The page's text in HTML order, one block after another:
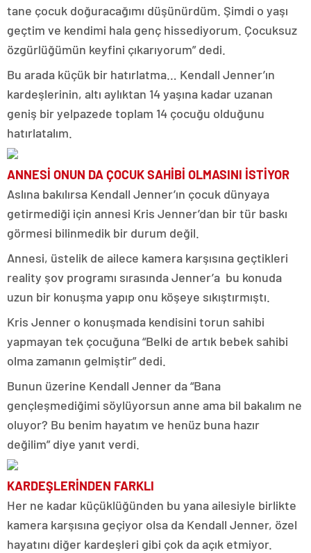
tane çocuk doğuracağımı düşünürdüm. Şimdi o yaşı
geçtim ve kendimi hala genç hissediyorum. Çocuksuz
özgürlüğümün keyfini çıkarıyorum” dedi.
Bu arada küçük bir hatırlatma… Kendall Jenner’ın
kardeşlerinin, altı aylıktan 14 yaşına kadar uzanan
geniş bir yelpazede toplam 14 çocuğu olduğunu
hatırlatalım.
ANNESİ ONUN DA ÇOCUK SAHİBİ OLMASINI İSTİYOR
Aslına bakılırsa Kendall Jenner’ın çocuk dünyaya
getirmediği için annesi Kris Jenner’dan bir tür baskı
görmesi bilinmedik bir durum değil.
Annesi, üstelik de ailece kamera karşısına geçtikleri
reality şov programı sırasında Jenner’a bu konuda
uzun bir konuşma yapıp onu köşeye sıkıştırmıştı.
Kris Jenner o konuşmada kendisini torun sahibi
yapmayan tek çocuğuna “Belki de artık bebek sahibi
olma zamanın gelmiştir” dedi.
Bunun üzerine Kendall Jenner da “Bana
gençleşmediğimi söylüyorsun anne ama bil bakalım ne
oluyor? Bu benim hayatım ve henüz buna hazır
değilim” diye yanıt verdi.
KARDEŞLERİNDEN FARKLI
Her ne kadar küçüklüğünden bu yana ailesiyle birlikte
kamera karşısına geçiyor olsa da Kendall Jenner, özel
hayatını diğer kardeşleri gibi çok da açık etmiyor.